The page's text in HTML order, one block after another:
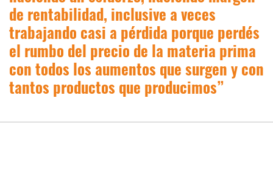
de rentabilidad, inclusive a veces
trabajando casi a pérdida porque perdés
el rumbo del precio de la materia prima
con todos los aumentos que surgen y con
tantos productos que producimos